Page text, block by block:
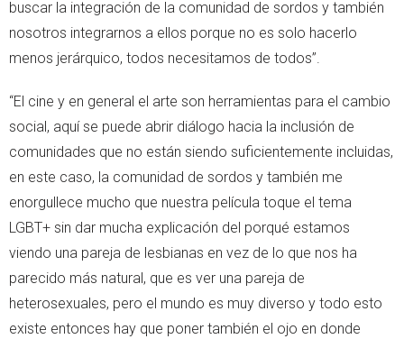
buscar la integración de la comunidad de sordos y también
nosotros integrarnos a ellos porque no es solo hacerlo
menos jerárquico, todos necesitamos de todos”.
“El cine y en general el arte son herramientas para el cambio
social, aquí se puede abrir diálogo hacia la inclusión de
comunidades que no están siendo suficientemente incluidas,
en este caso, la comunidad de sordos y también me
enorgullece mucho que nuestra película toque el tema
LGBT+ sin dar mucha explicación del porqué estamos
viendo una pareja de lesbianas en vez de lo que nos ha
parecido más natural, que es ver una pareja de
heterosexuales, pero el mundo es muy diverso y todo esto
existe entonces hay que poner también el ojo en donde